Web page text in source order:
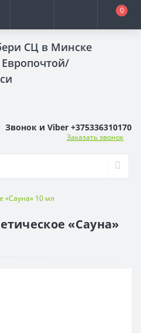
СЦ в Минске
0
Звонок и Viber +375336310170
Заказать звонок
«Сауна» 10 мл
«Сауна»